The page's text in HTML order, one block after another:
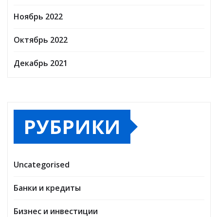
Ноябрь 2022
Октябрь 2022
Декабрь 2021
РУБРИКИ
Uncategorised
Банки и кредиты
Бизнес и инвестиции